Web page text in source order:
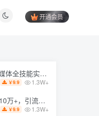
开通会员
精通，零基础也能打造*IP
￥9.9 1.3W+
完整流程【揭秘】
￥9.9 1.3W+
精通，零基础也能打造*IP
￥9.9 1.3W+
完整流程【揭秘】
￥9.9 1.3W+